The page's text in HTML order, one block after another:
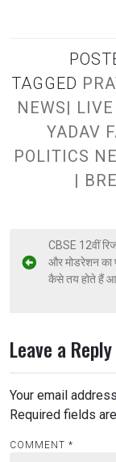
TAGGED
NEWS|
YADAV
POLITICS
|
CBSE 12वीं
और मोडरेशन का
कैसे तय होते हैं
Leave a Reply
Your email
Required fields
COMMENT *